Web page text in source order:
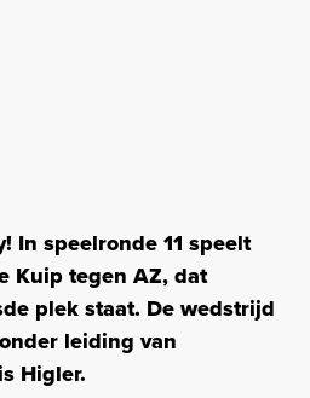
In speelronde 11 speelt
Kuip tegen AZ, dat
plek staat. De wedstrijd
leiding van
Higler.